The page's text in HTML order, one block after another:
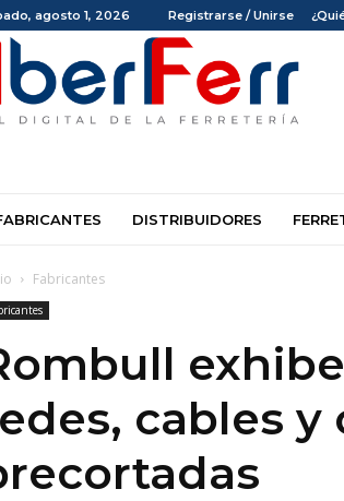
agosto 1, 2026 Registrarse / Unirse
Iberferr
DISTRIBUIDORES
Fabricantes
cables y